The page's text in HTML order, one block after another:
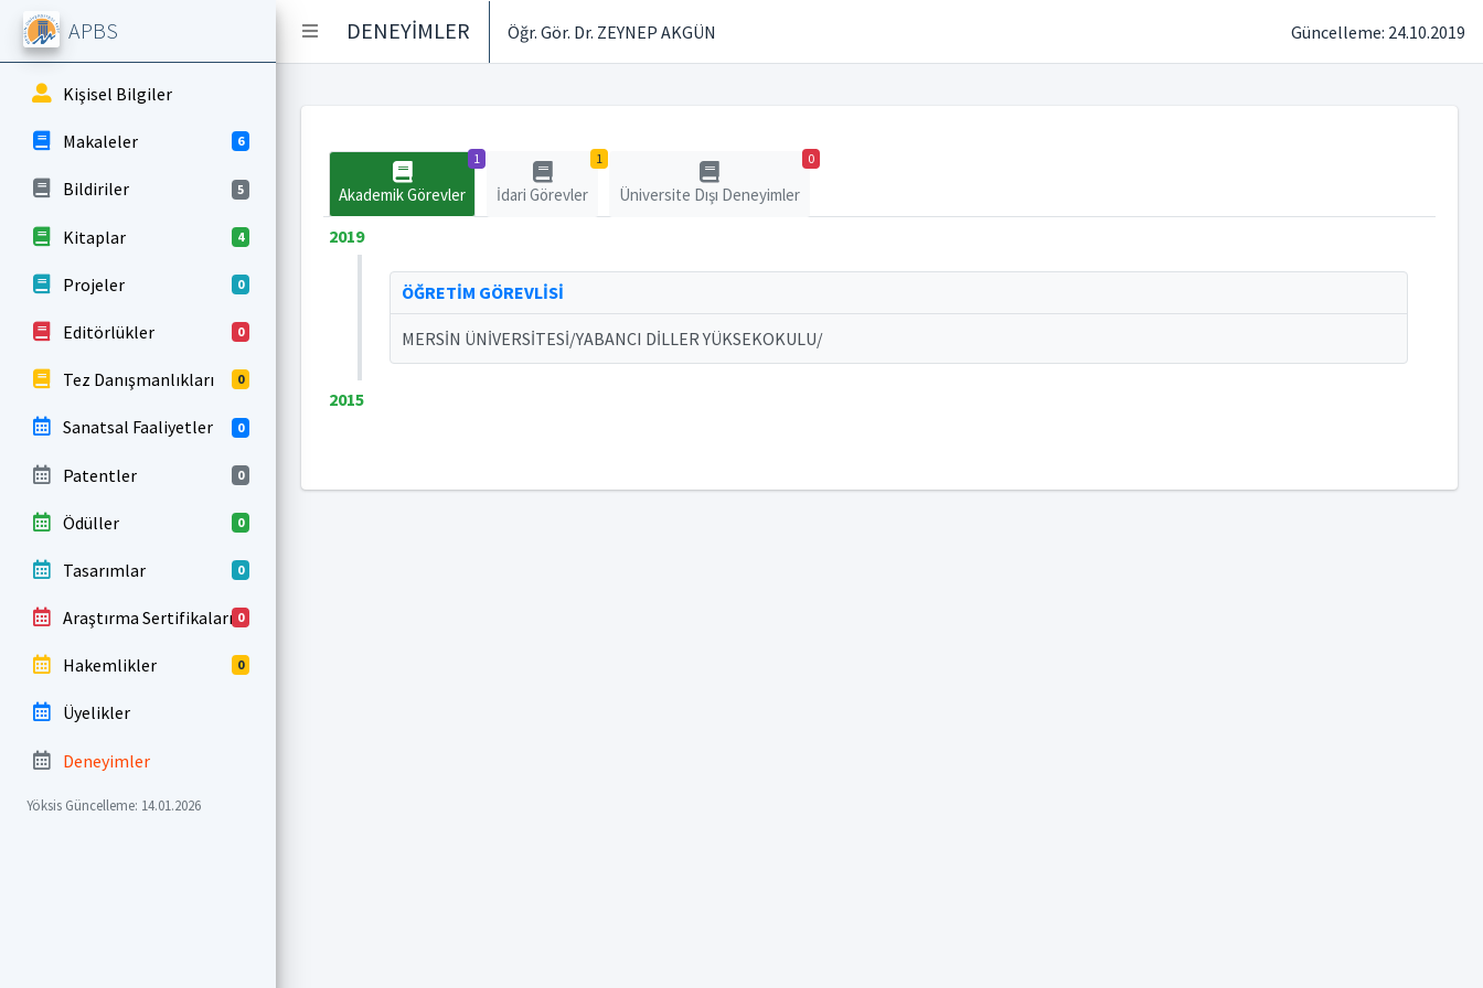
DENEYİMLER Öğr. Gör. Dr. ZEYNEP AKGÜN Güncelleme: 24.10.2019
APBS
Kişisel Bilgiler
Makaleler 6
Bildiriler 5
Kitaplar 4
Projeler 0
Editörlükler 0
Tez Danışmanlıkları 0
Sanatsal Faaliyetler 0
Patentler 0
Ödüller 0
Tasarımlar 0
Araştırma Sertifikaları 0
Hakemlikler 0
Üyelikler
Deneyimler
Yöksis Güncelleme: 14.01.2026
1
Akademik Görevler
1
İdari Görevler
0
Üniversite Dışı Deneyimler
2019
ÖĞRETİM GÖREVLİSİ
MERSİN ÜNİVERSİTESİ/YABANCI DİLLER YÜKSEKOKULU/
2015